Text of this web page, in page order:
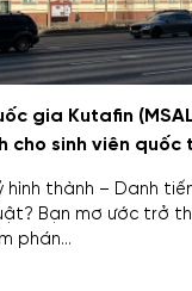
thuật múa
học
thông tin trong
gia Kutafin
cho sinh viên quốc
hình thành – Danh
Bạn mơ ước trở
phán...